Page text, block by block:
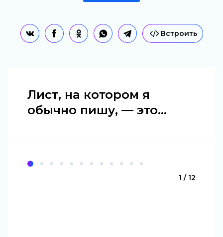
Встроить
Лист, на котором я
обычно пишу, — это...
1 / 12